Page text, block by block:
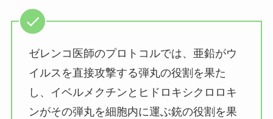
ゼレンコ医師のプロトコルでは、亜鉛がウ
イルスを直接攻撃する弾丸の役割を果た
し、イベルメクチンとヒドロキシクロロキ
ンがその弾丸を細胞内に運ぶ銃の役割を果